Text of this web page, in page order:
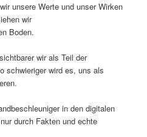
unsere Werte und unser Wirken
wir
Boden.
wir als Teil der
schwieriger wird es, uns als
in den digitalen
durch Fakten und echte